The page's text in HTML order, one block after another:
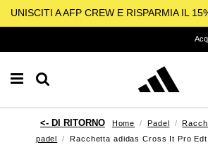
UNISCITI A AFP CREW E RISPARMIA IL
Home Padel
padel
Racchetta adidas Cross It Pro